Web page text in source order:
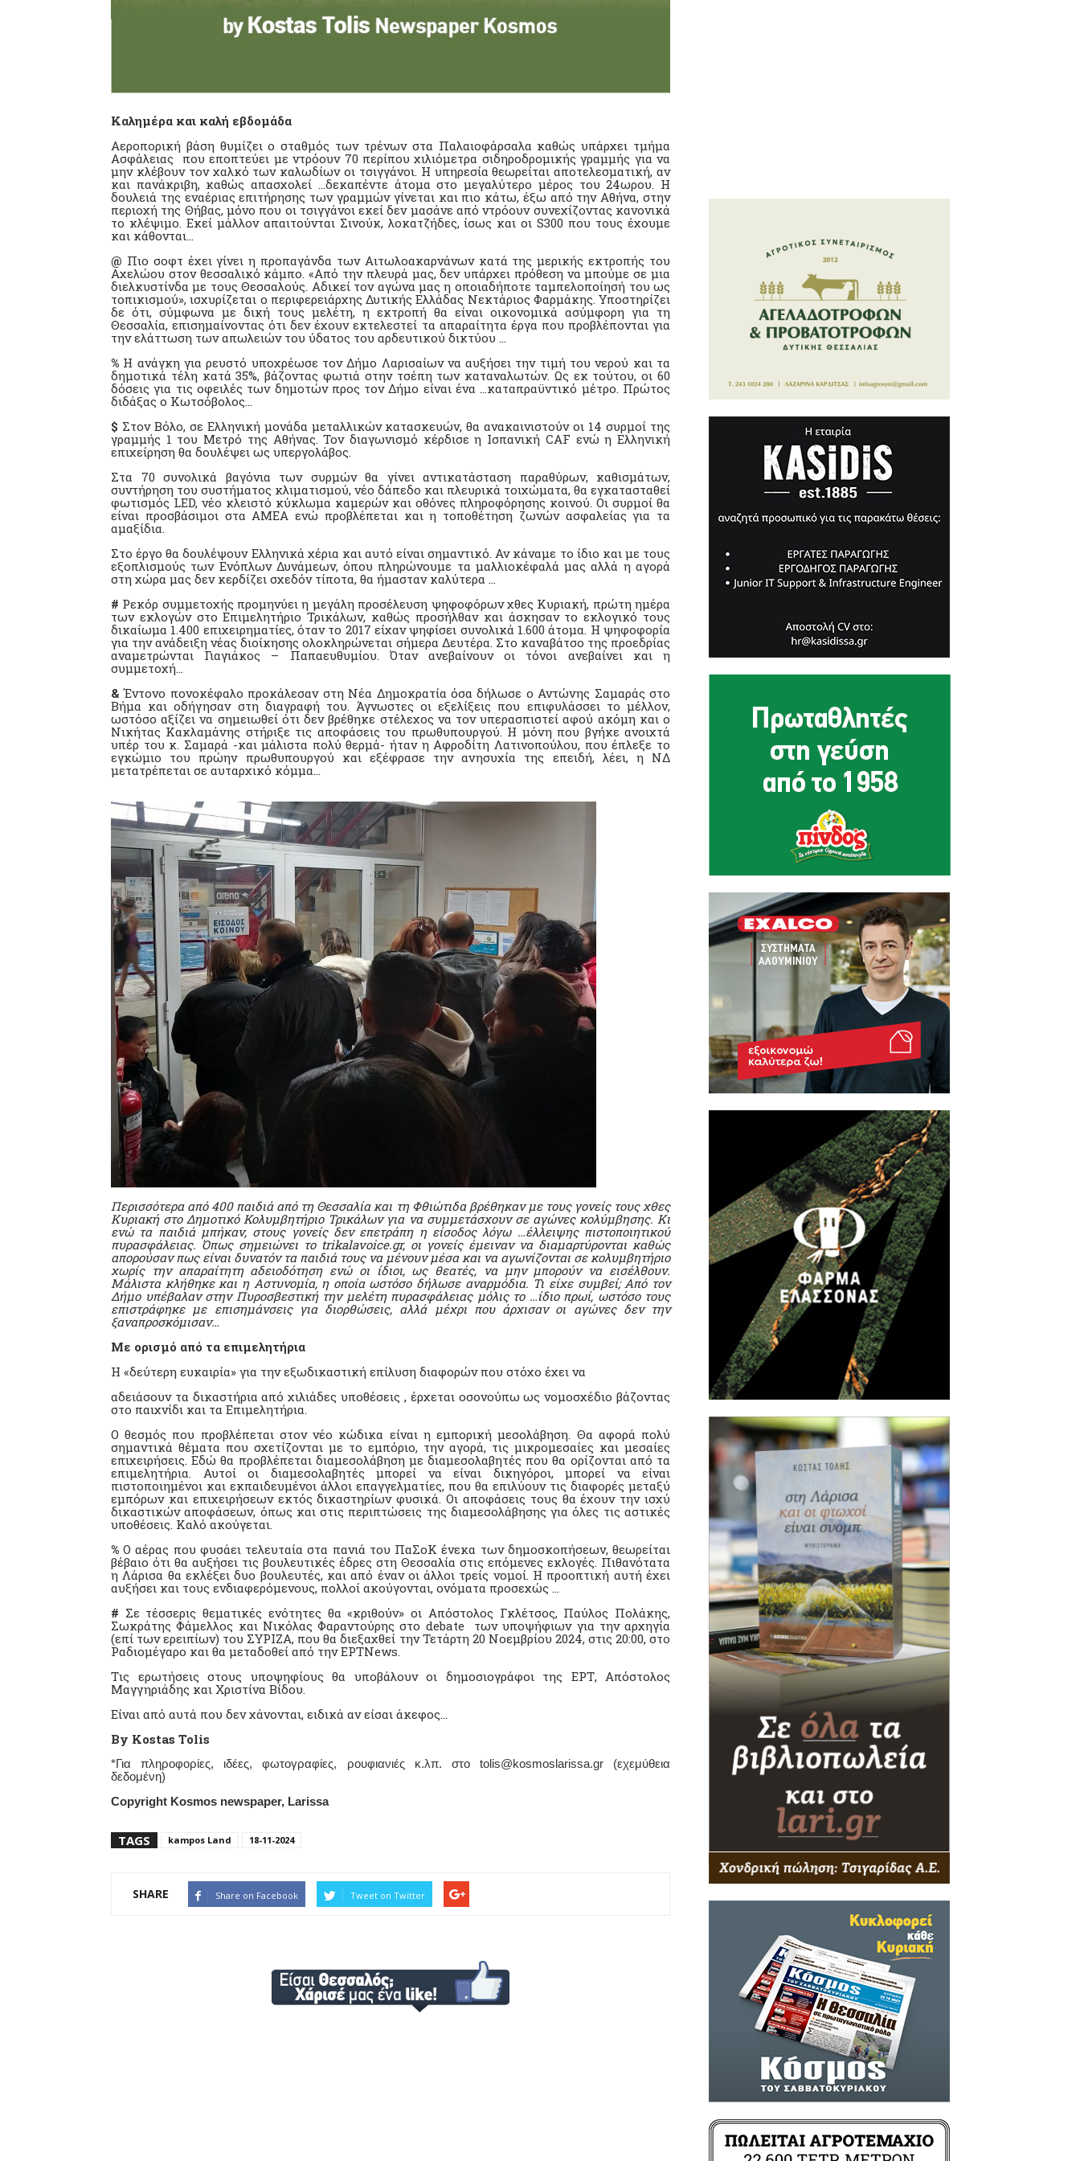
Καλημέρα και καλή εβδομάδα
Αεροπορική βάση θυμίζει ο σταθμός των τρένων στα Παλαιοφάρσαλα καθώς υπάρχει τμήμα
Ασφάλειας που εποπτεύει με ντρόουν 70 περίπου χιλιόμετρα σιδηροδρομικής γραμμής για να
μην κλέβουν τον χαλκό των καλωδίων οι τσιγγάνοι. Η υπηρεσία θεωρείται αποτελεσματική, αν
και πανάκριβη, καθώς απασχολεί …δεκαπέντε άτομα στο μεγαλύτερο μέρος του 24ωρου. Η
δουλειά της εναέριας επιτήρησης των γραμμών γίνεται και πιο κάτω, έξω από την Αθήνα, στην
περιοχή της Θήβας, μόνο που οι τσιγγάνοι εκεί δεν μασάνε από ντρόουν συνεχίζοντας κανονικά
το κλέψιμο. Εκεί μάλλον απαιτούνται Σινούκ, λοκατζήδες, ίσως και οι S300 που τους έχουμε
και κάθονται…
@ Πιο σοφτ έχει γίνει η προπαγάνδα των Αιτωλοακαρνάνων κατά της μερικής εκτροπής του
Αχελώου στον θεσσαλικό κάμπο. «Από την πλευρά μας, δεν υπάρχει πρόθεση να μπούμε σε μια
διελκυστίνδα με τους Θεσσαλούς. Αδικεί τον αγώνα μας η οποιαδήποτε ταμπελοποίησή του ως
τοπικισμού», ισχυρίζεται ο περιφερειάρχης Δυτικής Ελλάδας Νεκτάριος Φαρμάκης. Υποστηρίζει
δε ότι, σύμφωνα με δική τους μελέτη, η εκτροπή θα είναι οικονομικά ασύμφορη για τη
Θεσσαλία, επισημαίνοντας ότι δεν έχουν εκτελεστεί τα απαραίτητα έργα που προβλέπονται για
την ελάττωση των απωλειών του ύδατος του αρδευτικού δικτύου …
% Η ανάγκη για ρευστό υποχρέωσε τον Δήμο Λαρισαίων να αυξήσει την τιμή του νερού και τα
δημοτικά τέλη κατά 35%, βάζοντας φωτιά στην τσέπη των καταναλωτών. Ως εκ τούτου, οι 60
δόσεις για τις οφειλές των δημοτών προς τον Δήμο είναι ένα …καταπραϋντικό μέτρο. Πρώτος
διδάξας ο Κωτσόβολος…
$ Στον Βόλο, σε Ελληνική μονάδα μεταλλικών κατασκευών, θα ανακαινιστούν οι 14 συρμοί της
γραμμής 1 του Μετρό της Αθήνας. Τον διαγωνισμό κέρδισε η Ισπανική CAF ενώ η Ελληνική
επιχείρηση θα δουλέψει ως υπεργολάβος.
Στα 70 συνολικά βαγόνια των συρμών θα γίνει αντικατάσταση παραθύρων, καθισμάτων,
συντήρηση του συστήματος κλιματισμού, νέο δάπεδο και πλευρικά τοιχώματα, θα εγκατασταθεί
φωτισμός LED, νέο κλειστό κύκλωμα καμερών και οθόνες πληροφόρησης κοινού. Οι συρμοί θα
είναι προσβάσιμοι στα ΑΜΕΑ ενώ προβλέπεται και η τοποθέτηση ζωνών ασφαλείας για τα
αμαξίδια.
Στο έργο θα δουλέψουν Ελληνικά χέρια και αυτό είναι σημαντικό. Αν κάναμε το ίδιο και με τους
εξοπλισμούς των Ενόπλων Δυνάμεων, όπου πληρώνουμε τα μαλλιοκέφαλά μας αλλά η αγορά
στη χώρα μας δεν κερδίζει σχεδόν τίποτα, θα ήμασταν καλύτερα …
# Ρεκόρ συμμετοχής προμηνύει η μεγάλη προσέλευση ψηφοφόρων χθες Κυριακή, πρώτη ημέρα
των εκλογών στο Επιμελητήριο Τρικάλων, καθώς προσήλθαν και άσκησαν το εκλογικό τους
δικαίωμα 1.400 επιχειρηματίες, όταν το 2017 είχαν ψηφίσει συνολικά 1.600 άτομα. Η ψηφοφορία
για την ανάδειξη νέας διοίκησης ολοκληρώνεται σήμερα Δευτέρα. Στο καναβάτσο της προεδρίας
αναμετρώνται Γιαγιάκος – Παπαευθυμίου. Όταν ανεβαίνουν οι τόνοι ανεβαίνει και η
συμμετοχή…
&Έντονο πονοκέφαλο προκάλεσαν στη Νέα Δημοκρατία όσα δήλωσε ο Αντώνης Σαμαράς στο
Βήμα και οδήγησαν στη διαγραφή του. Άγνωστες οι εξελίξεις που επιφυλάσσει το μέλλον,
ωστόσο αξίζει να σημειωθεί ότι δεν βρέθηκε στέλεχος να τον υπερασπιστεί αφού ακόμη και ο
Νικήτας Κακλαμάνης στήριξε τις αποφάσεις του πρωθυπουργού. Η μόνη που βγήκε ανοιχτά
υπέρ του κ. Σαμαρά -και μάλιστα πολύ θερμά- ήταν η Αφροδίτη Λατινοπούλου, που έπλεξε το
εγκώμιο του πρώην πρωθυπουργού και εξέφρασε την ανησυχία της επειδή, λέει, η ΝΔ
μετατρέπεται σε αυταρχικό κόμμα...
Περισσότερα από 400 παιδιά από τη Θεσσαλία και τη Φθιώτιδα βρέθηκαν με τους γονείς τους χθες
Κυριακή στο Δημοτικό Κολυμβητήριο Τρικάλων για να συμμετάσχουν σε αγώνες κολύμβησης. Κι
ενώ τα παιδιά μπήκαν, στους γονείς δεν επετράπη η είσοδος λόγω …έλλειψης πιστοποιητικού
πυρασφάλειας. Όπως σημειώνει το trikalavoice.gr, oι γονείς έμειναν να διαμαρτύρονται καθώς
απορούσαν πως είναι δυνατόν τα παιδιά τους να μένουν μέσα και να αγωνίζονται σε κολυμβητήριο
χωρίς την απαραίτητη αδειοδότηση ενώ οι ίδιοι, ως θεατές, να μην μπορούν να εισέλθουν.
Μάλιστα κλήθηκε και η Αστυνομία, η οποία ωστόσο δήλωσε αναρμόδια. Τι είχε συμβεί; Από τον
Δήμο υπέβαλαν στην Πυροσβεστική την μελέτη πυρασφάλειας μόλις το …ίδιο πρωί, ωστόσο τους
επιστράφηκε με επισημάνσεις για διορθώσεις, αλλά μέχρι που άρχισαν οι αγώνες δεν την
ξαναπροσκόμισαν…
Με ορισμό από τα επιμελητήρια
Η «δεύτερη ευκαιρία» για την εξωδικαστική επίλυση διαφορών που στόχο έχει να
αδειάσουν τα δικαστήρια από χιλιάδες υποθέσεις , έρχεται οσονούπω ως νομοσχέδιο βάζοντας
στο παιχνίδι και τα Επιμελητήρια.
Ο θεσμός που προβλέπεται στον νέο κώδικα είναι η εμπορική μεσολάβηση. Θα αφορά πολύ
σημαντικά θέματα που σχετίζονται με το εμπόριο, την αγορά, τις μικρομεσαίες και μεσαίες
επιχειρήσεις. Εδώ θα προβλέπεται διαμεσολάβηση με διαμεσολαβητές που θα ορίζονται από τα
επιμελητήρια. Αυτοί οι διαμεσολαβητές μπορεί να είναι δικηγόροι, μπορεί να είναι
πιστοποιημένοι και εκπαιδευμένοι άλλοι επαγγελματίες, που θα επιλύουν τις διαφορές μεταξύ
εμπόρων και επιχειρήσεων εκτός δικαστηρίων φυσικά. Οι αποφάσεις τους θα έχουν την ισχύ
δικαστικών αποφάσεων, όπως και στις περιπτώσεις της διαμεσολάβησης για όλες τις αστικές
υποθέσεις. Καλό ακούγεται.
% Ο αέρας που φυσάει τελευταία στα πανιά του ΠαΣοΚ ένεκα των δημοσκοπήσεων, θεωρείται
βέβαιο ότι θα αυξήσει τις βουλευτικές έδρες στη Θεσσαλία στις επόμενες εκλογές. Πιθανότατα
η Λάρισα θα εκλέξει δυο βουλευτές, και από έναν οι άλλοι τρείς νομοί. Η προοπτική αυτή έχει
αυξήσει και τους ενδιαφερόμενους, πολλοί ακούγονται, ονόματα προσεχώς …
# Σε τέσσερις θεματικές ενότητες θα «κριθούν» οι Απόστολος Γκλέτσος, Παύλος Πολάκης,
Σωκράτης Φάμελλος και Νικόλας Φαραντούρης στο debate των υποψήφιων για την αρχηγία
(επί των ερειπίων) του ΣΥΡΙΖΑ, που θα διεξαχθεί την Τετάρτη 20 Νοεμβρίου 2024, στις 20:00, στο
Ραδιομέγαρο και θα μεταδοθεί από την ΕΡΤNews.
Tις ερωτήσεις στους υποψηφίους θα υποβάλουν οι δημοσιογράφοι της ΕΡΤ, Απόστολος
Μαγγηριάδης και Χριστίνα Βίδου.
Είναι από αυτά που δεν χάνονται, ειδικά αν είσαι άκεφος…
By Kostas Tolis
*Για πληροφορίες, ιδέες, φωτογραφίες, ρουφιανιές κ.λπ. στο tolis@kosmoslarissa.gr (εχεμύθεια
δεδομένη)
Copyright Kosmos newspaper, Larissa
TAGS kampos Land 18-11-2024
SHARE Share on Facebook Tweet on Twitter